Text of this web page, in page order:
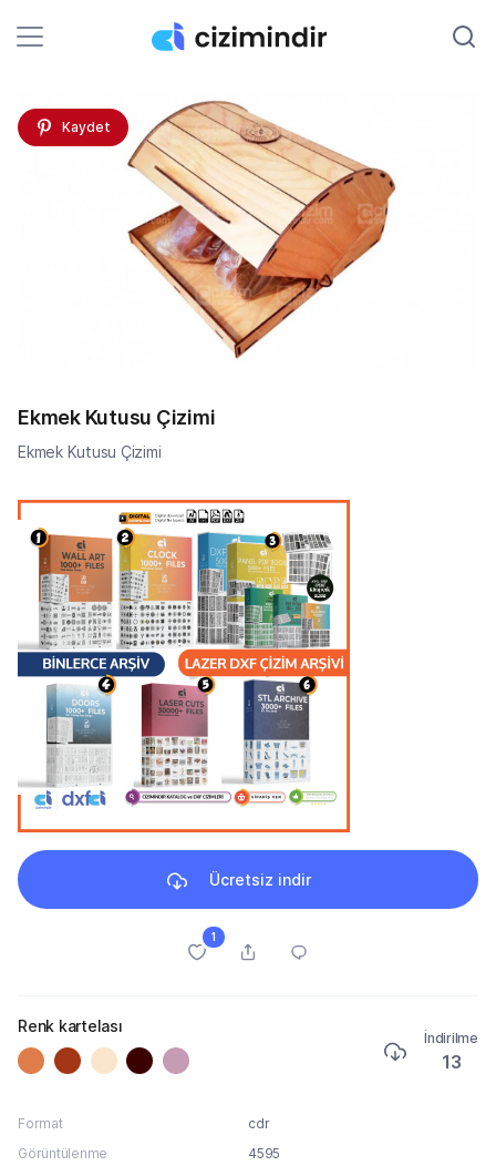
Kaydet
Ekmek Kutusu Çizimi
Ekmek Kutusu Çizimi
Ücretsiz indir
1
Renk kartelası
İndirilme
13
Format
cdr
Görüntülenme
4595